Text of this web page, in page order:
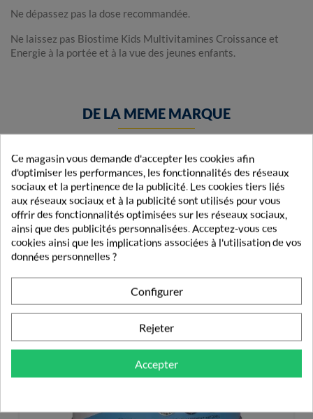
Ne dépassez pas la dose recommandée.
Ne laissez pas Biostime Kids Multivitamines Croissance et
Energie à la portée et à la vue des jeunes enfants.
DE LA MEME MARQUE
Ce magasin vous demande d'accepter les cookies afin
d'optimiser les performances, les fonctionnalités des réseaux
sociaux et la pertinence de la publicité. Les cookies tiers liés
aux réseaux sociaux et à la publicité sont utilisés pour vous
offrir des fonctionnalités optimisées sur les réseaux sociaux,
ainsi que des publicités personnalisées. Acceptez-vous ces
cookies ainsi que les implications associées à l'utilisation de vos
données personnelles ?
Configurer
Rejeter
Accepter